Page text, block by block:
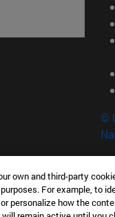
©
13 20018 San
own and third-party
For example, to
personalize how the